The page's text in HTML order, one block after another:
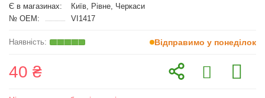
Є в магазинах:
Київ, Рівне, Черкаси
№ OEM:
VI1417
Відправимо у понеділок
40 ₴